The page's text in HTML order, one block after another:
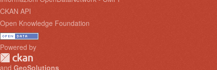
CKAN API
Open Knowledge Foundation
Powered by
and GeoSolutions